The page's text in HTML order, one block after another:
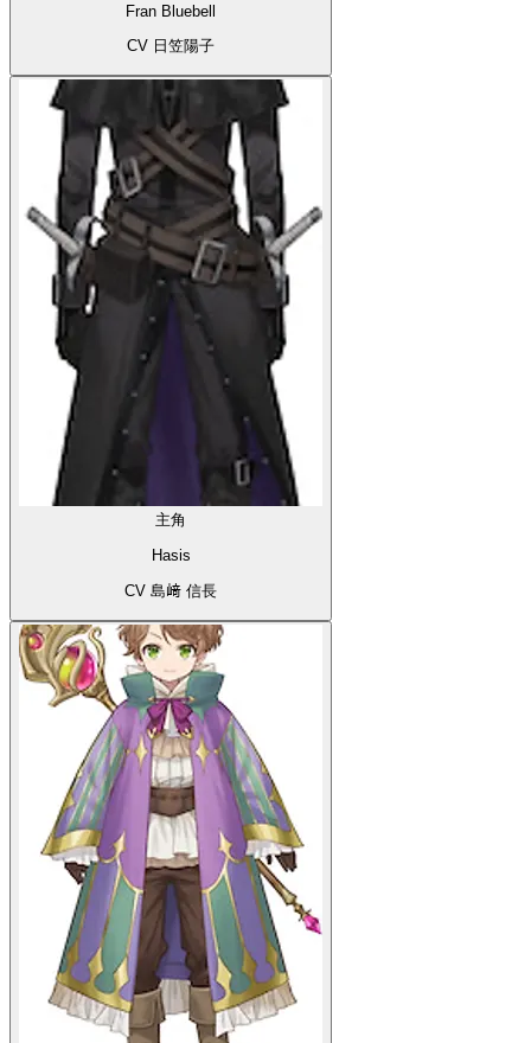
Fran Bluebell
CV 日笠陽子
主角
Hasis
CV 島﨑 信長